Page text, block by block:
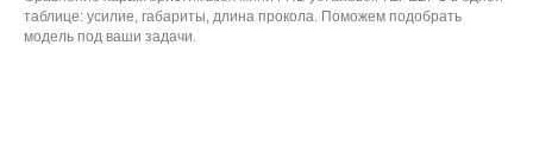
таблице: усилие, габариты, длина прокола. Поможем подобрать
модель под ваши задачи.